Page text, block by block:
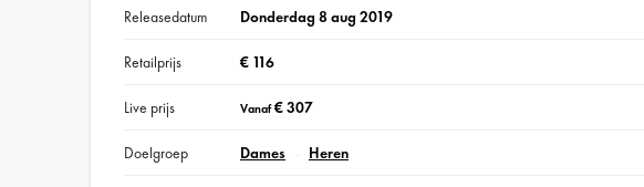
Releasedatum Donderdag 8 aug 2019
Retailprijs € 116
Live prijs Vanaf€ 307
Doelgroep Dames Heren